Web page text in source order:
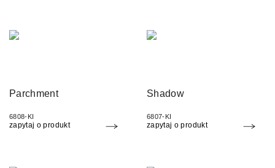
Parchment
6808-KI
zapytaj o produkt
Shadow
6807-KI
zapytaj o produkt